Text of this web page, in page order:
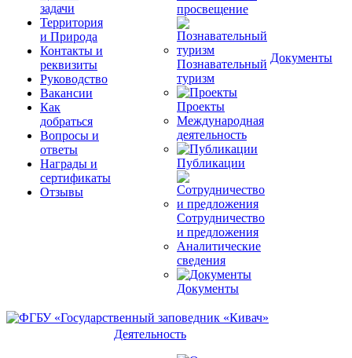
задачи
Территория
и Природа
Контакты и
реквизиты
Руководство
Вакансии
Как
добраться
Вопросы и
ответы
Награды и
сертификаты
Отзывы
просвещение
Познавательный
туризм
Проекты
Международная
деятельность
Публикации
Сотрудничество
и предложения
Аналитические
сведения
Документы
Документы
Деятельность